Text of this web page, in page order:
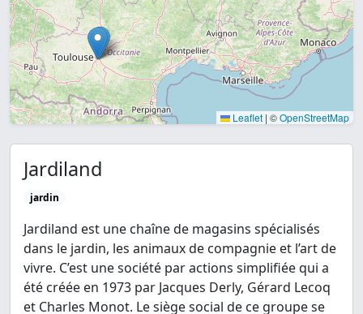
Leaflet | ©OpenStreetMap
Jardiland
jardin
Jardiland est une chaîne de magasins spécialisés
dans le jardin, les animaux de compagnie et l’art de
vivre. C’est une société par actions simplifiée qui a
été créée en 1973 par Jacques Derly, Gérard Lecoq
et Charles Monot. Le siège social de ce groupe se